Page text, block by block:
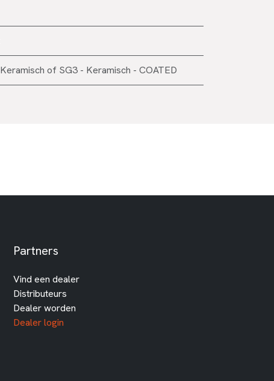
Keramisch of SG3 - Keramisch - COATED
Partners
Vind een dealer
Distributeurs
Dealer worden
Dealer login